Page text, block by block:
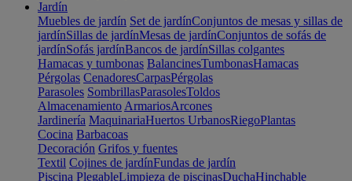
Jardín
Muebles de jardín Set de jardínConjuntos de mesas y sillas de
jardínSillas de jardínMesas de jardínConjuntos de sofás de
jardínSofás jardínBancos de jardínSillas colgantes
Hamacas y tumbonas BalancinesTumbonasHamacas
Pérgolas CenadoresCarpasPérgolas
Parasoles SombrillasParasolesToldos
Almacenamiento ArmariosArcones
Jardinería MaquinariaHuertos UrbanosRiegoPlantas
Cocina Barbacoas
Decoración Grifos y fuentes
Textil Cojines de jardínFundas de jardín
Piscina PlegableLimpieza de piscinasDuchaHinchable